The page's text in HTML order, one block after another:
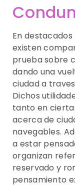
En
existen
prueba sobre
dando una
ciudad a
Dichos
tanto en
acerca de
navegables.
a estar
organizan
reservado y
pensamiento